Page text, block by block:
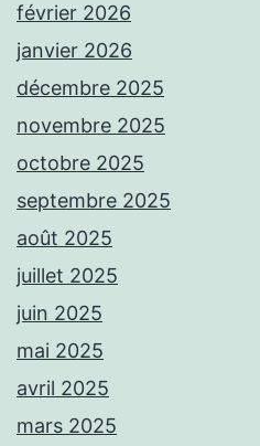
février 2026
janvier 2026
décembre 2025
novembre 2025
octobre 2025
septembre 2025
août 2025
juillet 2025
juin 2025
mai 2025
avril 2025
mars 2025